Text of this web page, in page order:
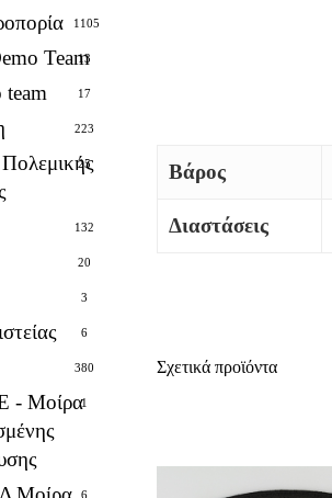
1105
Team
13
17
223
Πολεμικής
25
132
20
3
6
380
- Μοίρα1
6
Βάρος
Διαστάσεις
Σχετικά προϊόντα